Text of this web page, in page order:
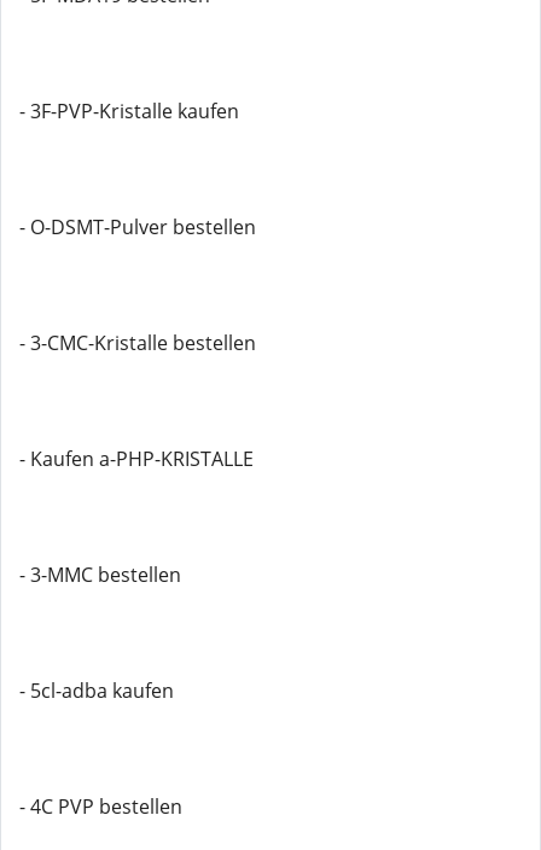
- 3F-PVP-Kristalle kaufen
- O-DSMT-Pulver bestellen
- 3-CMC-Kristalle bestellen
- Kaufen a-PHP-KRISTALLE
- 3-MMC bestellen
- 5cl-adba kaufen
- 4C PVP bestellen